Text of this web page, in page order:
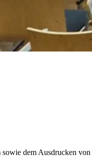
dem Ausdrucken von